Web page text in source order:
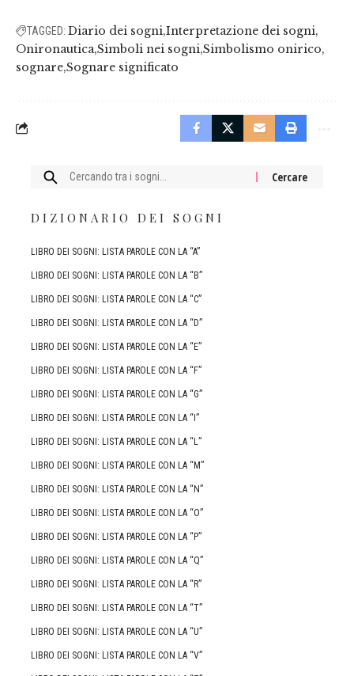
TAGGED: Diario dei sogni Interpretazione dei sogni
Onironautica Simboli nei sogni Simbolismo onirico
sognare Sognare significato
Cercare:
DIZIONARIO DEI SOGNI
LIBRO DEI SOGNI: LISTA PAROLE CON LA “A”
LIBRO DEI SOGNI: LISTA PAROLE CON LA “B”
LIBRO DEI SOGNI: LISTA PAROLE CON LA “C”
LIBRO DEI SOGNI: LISTA PAROLE CON LA “D”
LIBRO DEI SOGNI: LISTA PAROLE CON LA “E”
LIBRO DEI SOGNI: LISTA PAROLE CON LA “F”
LIBRO DEI SOGNI: LISTA PAROLE CON LA “G”
LIBRO DEI SOGNI: LISTA PAROLE CON LA “I”
LIBRO DEI SOGNI: LISTA PAROLE CON LA “L”
LIBRO DEI SOGNI: LISTA PAROLE CON LA “M”
LIBRO DEI SOGNI: LISTA PAROLE CON LA “N”
LIBRO DEI SOGNI: LISTA PAROLE CON LA “O”
LIBRO DEI SOGNI: LISTA PAROLE CON LA “P”
LIBRO DEI SOGNI: LISTA PAROLE CON LA “Q”
LIBRO DEI SOGNI: LISTA PAROLE CON LA “R”
LIBRO DEI SOGNI: LISTA PAROLE CON LA “T”
LIBRO DEI SOGNI: LISTA PAROLE CON LA “U”
LIBRO DEI SOGNI: LISTA PAROLE CON LA “V”